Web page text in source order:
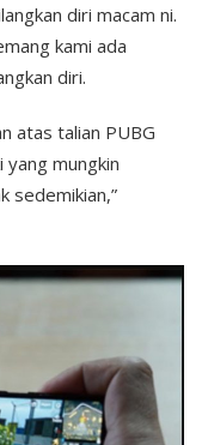
diri macam ni.
kami ada
diri.
atas talian PUBG
mungkin
sedemikian,”